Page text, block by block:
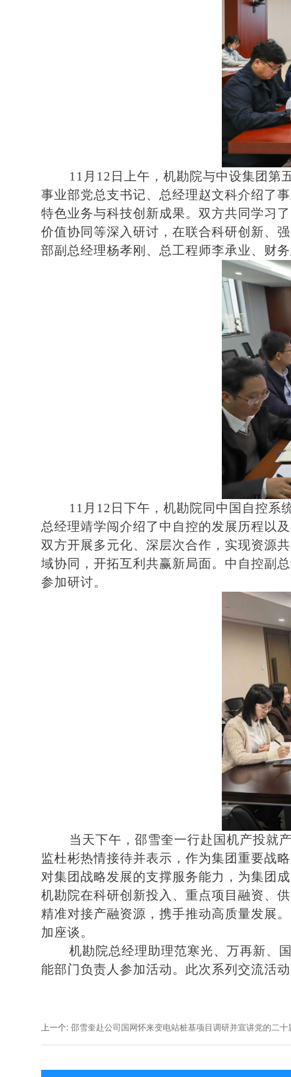
11月12日上午，机勘院与中设集团第
事业部党总支书记、总经理赵文科介绍了
特色业务与科技创新成果。双方共同学习
价值协同等深入研讨，在联合科研创新、
部副总经理杨孝刚、总工程师李承业、财
11月12日下午，机勘院同中国自控系
总经理靖学闯介绍了中自控的发展历程以
双方开展多元化、深层次合作，实现资源
域协同，开拓互利共赢新局面。中自控副
参加研讨。
当天下午，邵雪奎一行赴国机产投就
监杜彬热情接待并表示，作为集团重要战
对集团战略发展的支撑服务能力，为集团
机勘院在科研创新投入、重点项目融资、
精准对接产融资源，携手推动高质量发展
加座谈。
机勘院总经理助理范寒光、万再新、
能部门负责人参加活动。此次系列交流活
上一个: 邵雪奎赴公司国网怀来变电站桩基项目调研并宣讲党的二十